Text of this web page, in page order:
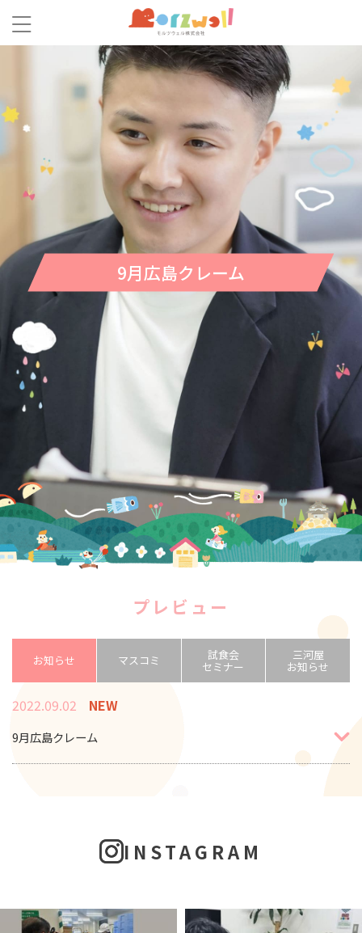
9月広島クレーム
プレビュー
お知らせ マスコミ 試食会
セミナー
三河屋
お知らせ
2022.09.02 NEW
9月広島クレーム
INSTAGRAM